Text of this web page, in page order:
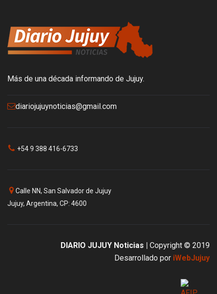
Más de una década informando de Jujuy.
diariojujuynoticias@gmail.com
+54 9 388 416-6733
Calle NN, San Salvador de Jujuy
Jujuy, Argentina, CP: 4600
DIARIO JUJUY Noticias | Copyright © 2019
Desarrollado por iWebJujuy